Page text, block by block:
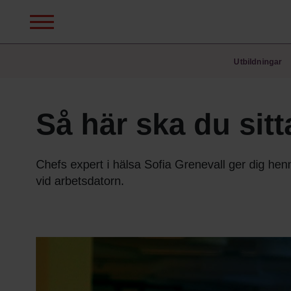
Utbildningar
Så här ska du
Chefs expert i hälsa Sofia Grenevall ger dig
vid arbetsdatorn.